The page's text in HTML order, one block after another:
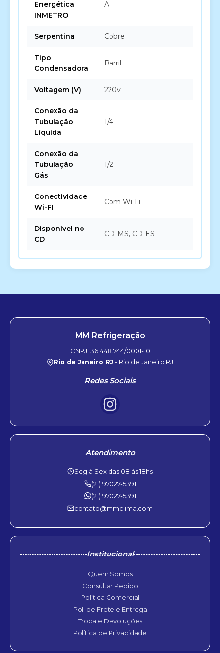
Energética
INMETRO
A
Serpentina Cobre
Tipo
Condensadora
Barril
Voltagem (V) 220v
Conexão da
Tubulação
Líquida
1/4
Conexão da
Tubulação
Gás
1/2
Conectividade
Wi-FI
Com Wi-Fi
Disponível no
CD
CD-MS, CD-ES
MM Refrigeração
CNPJ: 36.448.744/0001-10
Rio de Janeiro RJ - Rio de Janeiro RJ
Redes Sociais
Atendimento
Seg à Sex das 08 às 18hs
(21) 97027-5391
(21) 97027-5391
contato@mmclima.com
Institucional
Quem Somos
Consultar Pedido
Política Comercial
Pol. de Frete e Entrega
Troca e Devoluções
Política de Privacidade